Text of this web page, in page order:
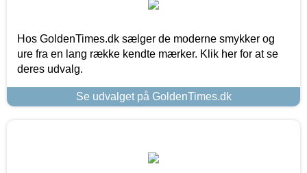
Hos GoldenTimes.dk sælger de moderne smykker og
ure fra en lang række kendte mærker. Klik her for at se
deres udvalg.
Se udvalget på GoldenTimes.dk